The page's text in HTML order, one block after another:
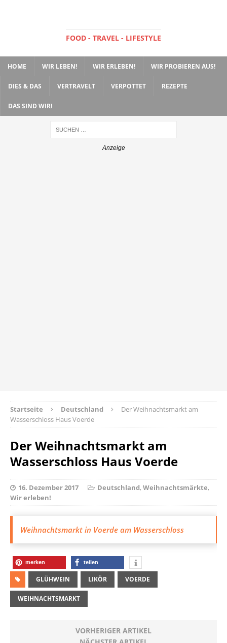
FOOD - TRAVEL - LIFESTYLE
HOME WIR LEBEN! WIR ERLEBEN! WIR PROBIEREN AUS!
DIES & DAS VERTRAVELT VERPOTTET REZEPTE
DAS SIND WIR!
Startseite Deutschland
Der Weihnachtsmarkt am
Wasserschloss Haus Voerde
Der Weihnachtsmarkt am
Wasserschloss Haus Voerde
16. Dezember 2017 Deutschland, Weihnachtsmärkte,
Wir erleben!
Weihnachtsmarkt in Voerde am Wasserschloss
merken teilen
GLÜHWEIN LIKÖR VOERDE
WEIHNACHTSMARKT
VORHERIGER ARTIKEL